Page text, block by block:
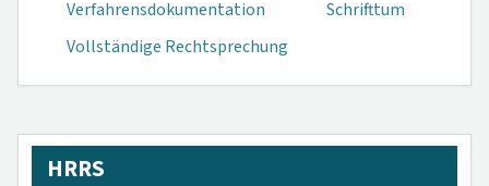
Verfahrensdokumen­tation
Schrifttum
Vollständige Rechtsprechung
HRRS